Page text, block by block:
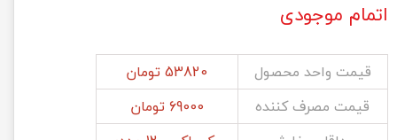
اتمام موجودی
قیمت واحد محصول
53820 تومان
قیمت مصرف کننده
69000 تومان